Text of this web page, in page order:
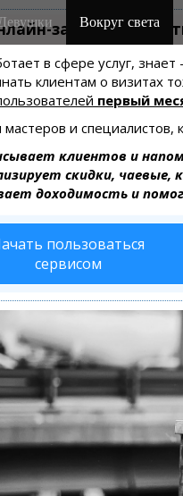
записи на
в сфере услуг,
клиентам о визитах
первый
и
клиентов и
скидки, чаевые,
доходимость и
пользоваться
сервисом
Девушки Вокруг света